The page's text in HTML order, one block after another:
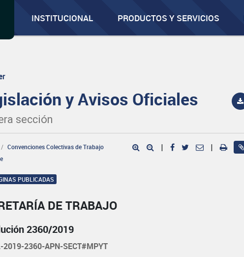
INSTITUCIONAL PRODUCTOS Y SERVICIOS
y Avisos Oficiales
sección
Convenciones Colectivas de Trabajo
| |
PUBLICADAS
DE TRABAJO
2360/2019
2019-2360-APN-SECT#MPYT